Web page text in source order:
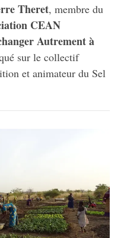
Theret, membre du
CEAN
Autrement à
sur le collectif
et animateur du Sel